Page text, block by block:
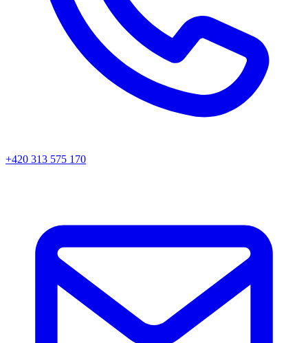
+420 313 575 170